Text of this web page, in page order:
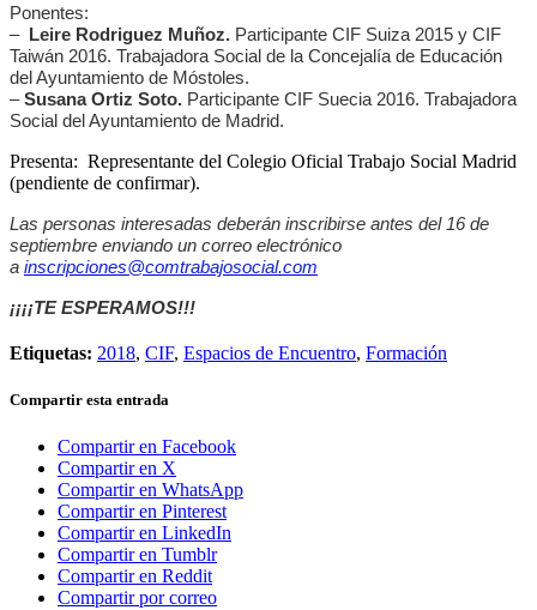
Ponentes:
– Leire Rodriguez Muñoz. Participante CIF Suiza 2015 y CIF
Taiwán 2016. Trabajadora Social de la Concejalía de Educación
del Ayuntamiento de Móstoles.
–Susana Ortiz Soto. Participante CIF Suecia 2016. Trabajadora
Social del Ayuntamiento de Madrid.
Presenta: Representante del Colegio Oficial Trabajo Social Madrid
(pendiente de confirmar).
Las personas interesadas deberán inscribirse antes del 16 de
septiembre enviando un correo electrónico
a inscripciones@comtrabajosocial.com
¡¡¡¡TE ESPERAMOS!!!
Etiquetas: 2018, CIF, Espacios de Encuentro, Formación
Compartir esta entrada
Compartir en Facebook
Compartir en X
Compartir en WhatsApp
Compartir en Pinterest
Compartir en LinkedIn
Compartir en Tumblr
Compartir en Reddit
Compartir por correo